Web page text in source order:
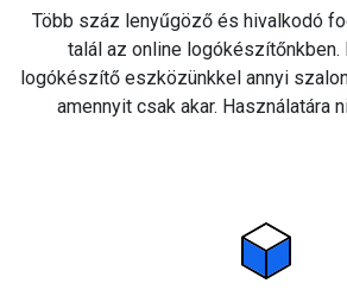
Több száz lenyűgöző és hivalkodó
talál az online logókészítőnkben.
logókészítő eszközünkkel annyi
amennyit csak akar. Használatára